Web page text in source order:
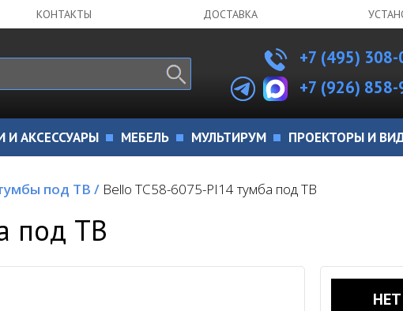
КОНТАКТЫ ДОСТАВКА
+7 (495)
+7 (926)
И АКСЕССУАРЫ МЕБЕЛЬ МУЛЬТИРУМ ПРОЕКТОРЫ И
под ТВ / Bello TC58-6075-PI14 тумба под ТВ
под ТВ